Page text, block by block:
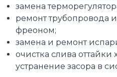
замена
ремонт трубопровода
фреоном;
замена и ремонт
очистка слива оттайки
устранение засора в